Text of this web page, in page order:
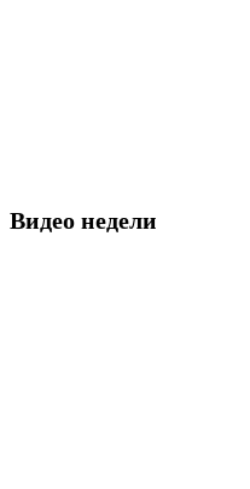
Видео недели